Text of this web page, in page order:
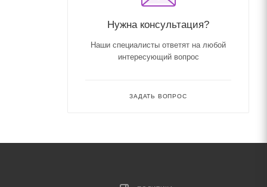
Нужна консультация?
Наши специалисты ответят на любой
интересующий вопрос
ЗАДАТЬ ВОПРОС